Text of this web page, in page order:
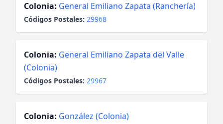
Colonia: General Emiliano Zapata (Ranchería)
Códigos Postales: 29968
Colonia: General Emiliano Zapata del Valle
(Colonia)
Códigos Postales: 29967
Colonia: González (Colonia)